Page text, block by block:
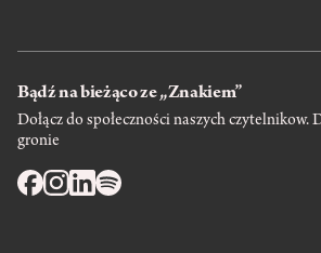
Bądź na bieżąco ze „Znakiem”
Dołącz do społeczności naszych
gronie